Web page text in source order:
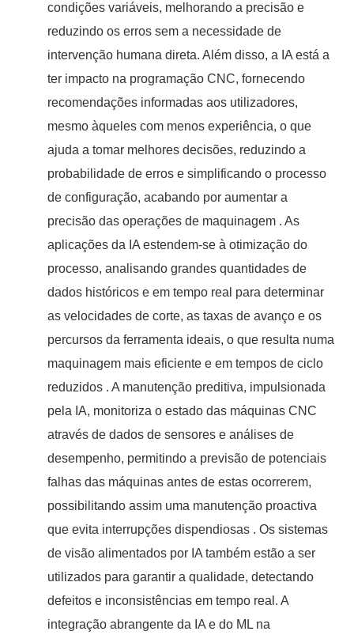
condições variáveis, melhorando a precisão e
reduzindo os erros sem a necessidade de
intervenção humana direta. Além disso, a IA está a
ter impacto na programação CNC, fornecendo
recomendações informadas aos utilizadores,
mesmo àqueles com menos experiência, o que
ajuda a tomar melhores decisões, reduzindo a
probabilidade de erros e simplificando o processo
de configuração, acabando por aumentar a
precisão das operações de maquinagem . As
aplicações da IA estendem-se à otimização do
processo, analisando grandes quantidades de
dados históricos e em tempo real para determinar
as velocidades de corte, as taxas de avanço e os
percursos da ferramenta ideais, o que resulta numa
maquinagem mais eficiente e em tempos de ciclo
reduzidos . A manutenção preditiva, impulsionada
pela IA, monitoriza o estado das máquinas CNC
através de dados de sensores e análises de
desempenho, permitindo a previsão de potenciais
falhas das máquinas antes de estas ocorrerem,
possibilitando assim uma manutenção proactiva
que evita interrupções dispendiosas . Os sistemas
de visão alimentados por IA também estão a ser
utilizados para garantir a qualidade, detectando
defeitos e inconsistências em tempo real. A
integração abrangente da IA e do ML na